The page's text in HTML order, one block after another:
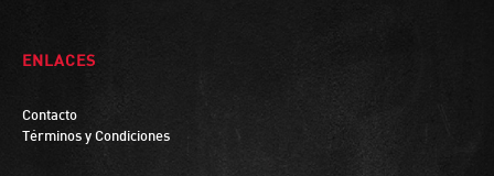
ENLACES
Contacto
Términos y Condiciones